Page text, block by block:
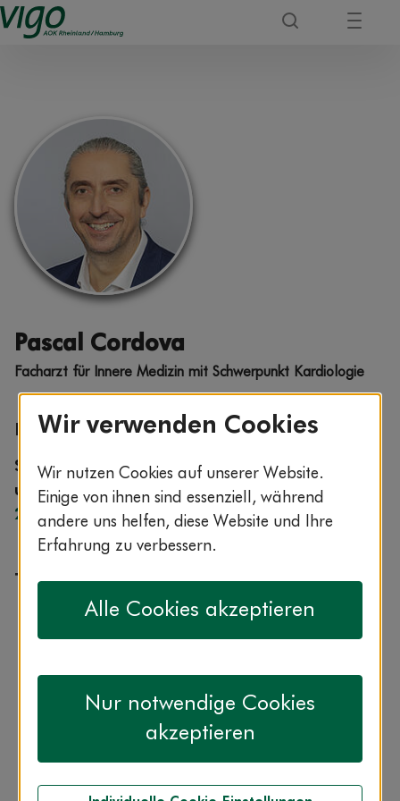
Pascal Cordova
Facharzt für Innere Medizin mit Schwerpunkt Kardiologie
Experte im ServiceCenter AOK-Clarimedis
Sie erreichen AOK-Clarimedis rund um die Uhr
unter der kostenfreien Rufnummer 0800 1 265
265.
Themen aus seinem Fachgebiet
Herzgesundheit
Herzerkrankungen (z. B. Herzinfarkt, Herzinsuffizienz)
Diabetes
Erkrankungen der Schilddrüse
Magen-Darm-Erkrankungen
Herz-Kreislauf-Erkrankungen
Stoffwechsel-Erkrankungen
Infektionskrankheiten
Wir verwenden Cookies
Wir nutzen Cookies auf unserer Website.
Einige von ihnen sind essenziell, während
andere uns helfen, diese Website und Ihre
Erfahrung zu verbessern.
Alle Cookies akzeptieren
Nur notwendige Cookies
akzeptieren